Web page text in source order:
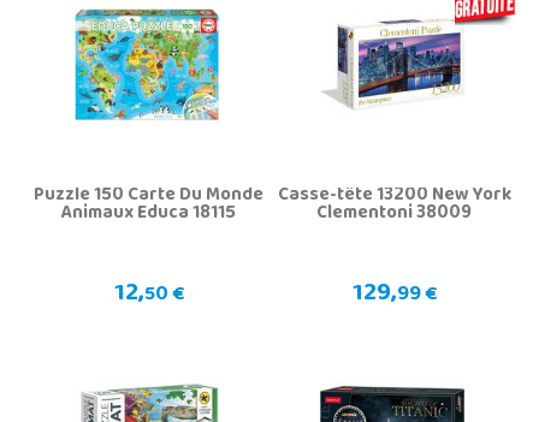
Puzzle 150 Carte Du Monde
Animaux Educa 18115
12,50 €
Casse-tête 13200 New York
Clementoni 38009
129,99 €